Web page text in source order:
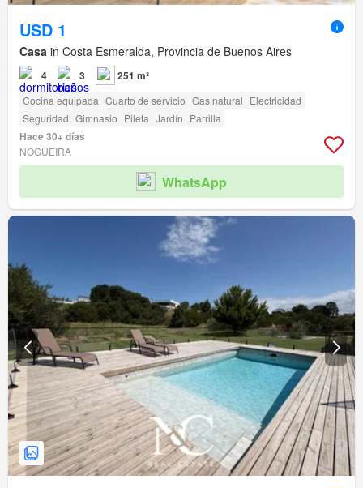
USD 1
Casa in Costa Esmeralda, Provincia de Buenos Aires
4 3 251 m²
Cocina equipada Cuarto de servicio Gas natural Electricidad
Seguridad Gimnasio Pileta Jardín Parrilla
Hace 30+ días
NOGUEIRA
WhatsApp